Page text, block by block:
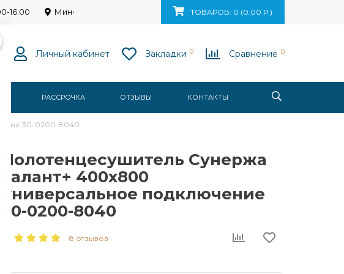
16:00 Минск, ул. Ваупшасова, д. 10, пом. 131ТОВАРОВ: 0 (0.00 Р.)
Личный кабинет Закладки 0 Сравнение 0
РАССРОЧКА ОТЗЫВЫ КОНТАКТЫ
30-0200-8040
Полотенцесушитель Сунержа
Галант+ 400x800
универсальное подключение
30-0200-8040
8 отзывов